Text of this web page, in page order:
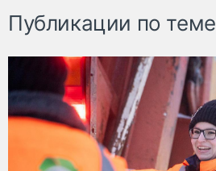
Публикации по теме